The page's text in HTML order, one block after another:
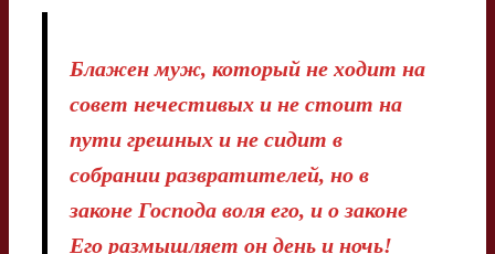
Блажен муж, который не ходит на
совет нечестивых и не стоит на
пути грешных и не сидит в
собрании развратителей, но в
законе Господа воля его, и о законе
Его размышляет он день и ночь!